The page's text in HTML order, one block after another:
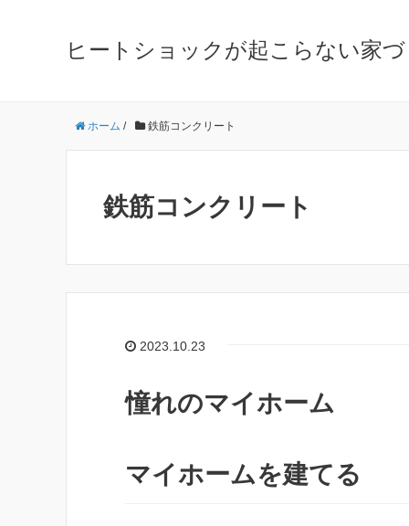
ヒートショックが起こらない家
ホーム / 鉄筋コンクリート
鉄筋コンクリート
2023.10.23
憧れのマイホーム
マイホームを建てる